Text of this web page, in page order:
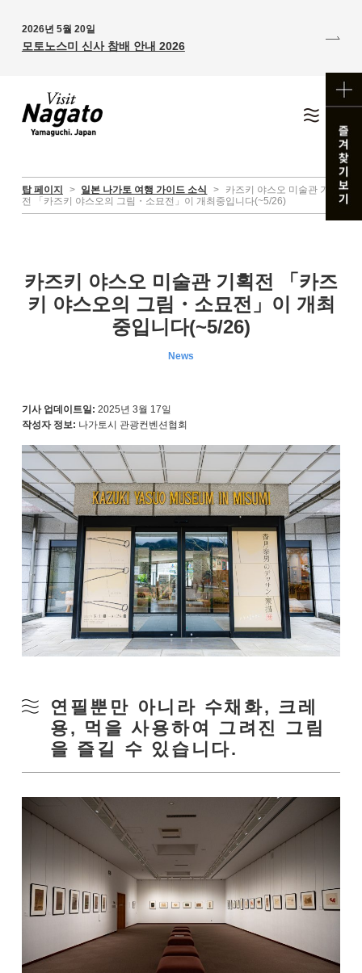
2026년 5월 20일
모토노스미 신사 참배 안내 2026
탑 페이지 > 일본 나가토 여행 가이드 소식 >
카즈키 야스오 미술관 기획
전 「카즈키 야스오의 그림・소묘전」이 개최중입니다(~5/26)
카즈키 야스오 미술관 기획전 「카즈
키 야스오의 그림・소묘전」이 개최
중입니다(~5/26)
News
기사 업데이트일: 2025년 3월 17일
작성자 정보: 나가토시 관광컨벤션협회
연필뿐만 아니라 수채화, 크레
용, 먹을 사용하여 그려진 그림
을 즐길 수 있습니다.